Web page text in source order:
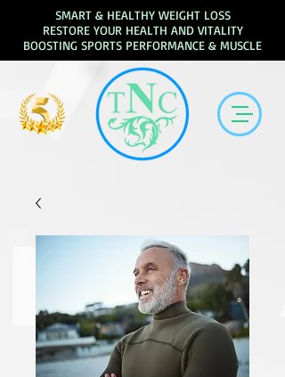
SMART & HEALTHY WEIGHT LOSS
RESTORE YOUR HEALTH AND VITALITY
BOOSTING SPORTS PERFORMANCE & MUSCLE